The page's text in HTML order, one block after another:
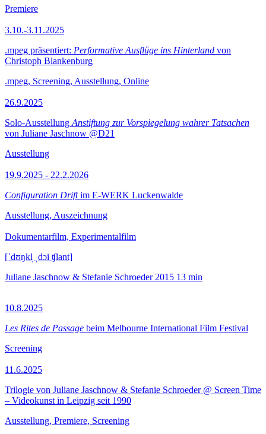
Premiere
3.10.-3.11.2025
.mpeg präsentiert: Performative Ausflüge ins Hinterland von
Christoph Blankenburg
.mpeg, Screening, Ausstellung, Online
26.9.2025
Solo-Ausstellung Anstiftung zur Vorspiegelung wahrer Tatsachen
von Juliane Jaschnow @D21
Ausstellung
19.9.2025 - 22.2.2026
Configuration Driftim E-WERK Luckenwalde
Ausstellung, Auszeichnung
Dokumentarfilm, Experimentalfilm
[ˈdʊŋkl̩ ˌdɔi ʧlant]
Juliane Jaschnow & Stefanie Schroeder 2015 13 min
10.8.2025
Les Rites de Passage beim Melbourne International Film Festival
Screening
11.6.2025
Trilogie von Juliane Jaschnow & Stefanie Schroeder @ Screen Time
– Videokunst in Leipzig seit 1990
Ausstellung, Premiere, Screening